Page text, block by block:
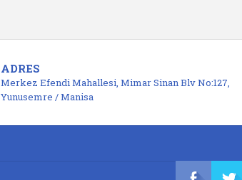
ADRES
Merkez Efendi Mahallesi, Mimar Sinan Blv No:127,
Yunusemre / Manisa